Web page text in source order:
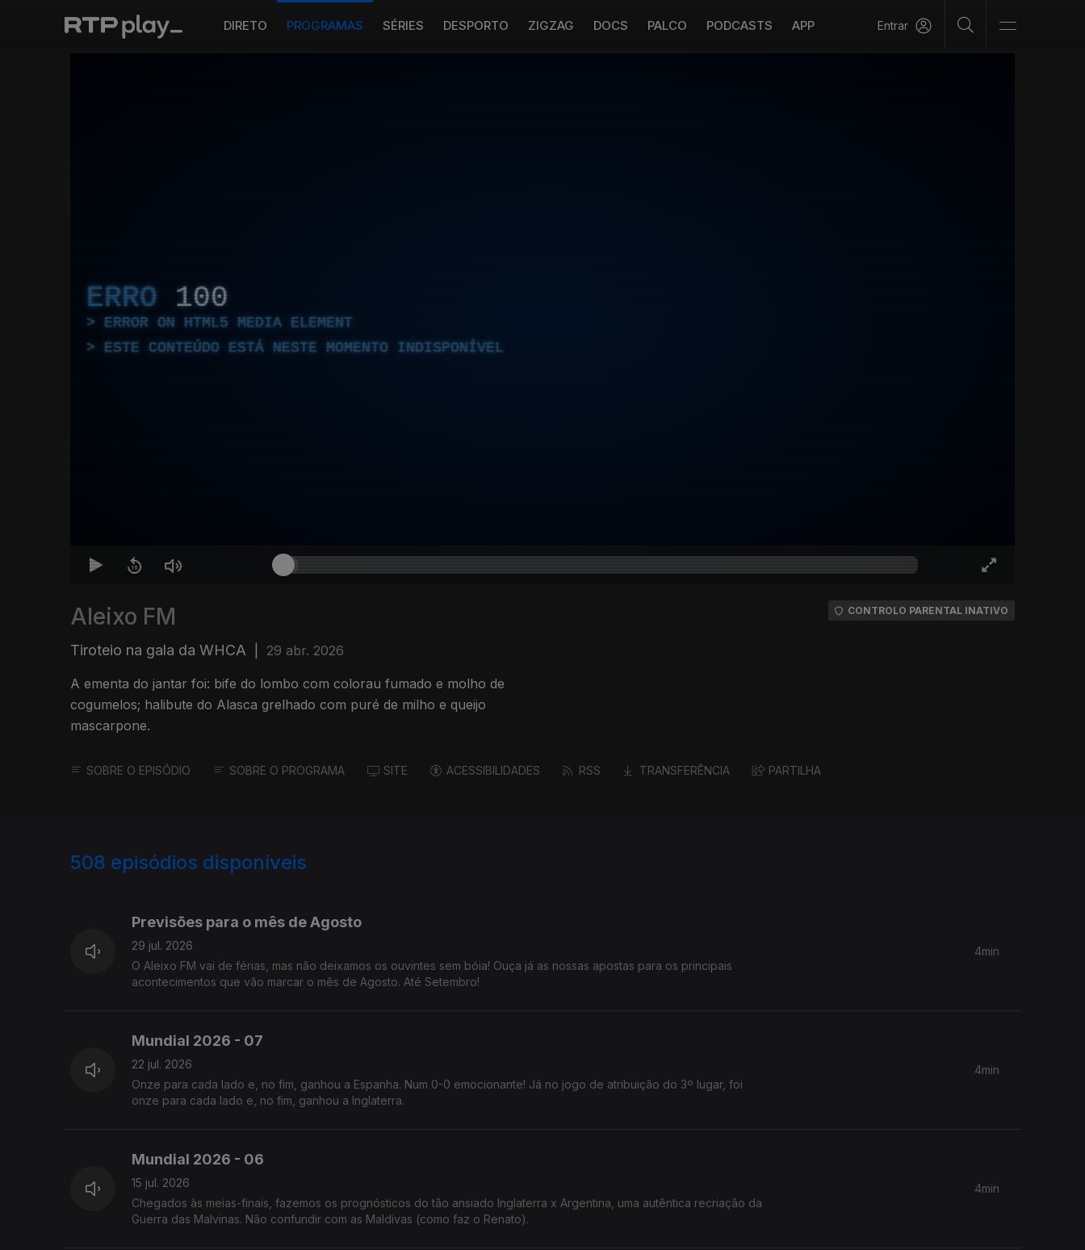
DIRETO PROGRAMAS SÉRIES DESPORTO ZIGZAG DOCS PALCO PODCASTS APP Entrar
ERRO 100
ERROR ON HTML5 MEDIA ELEMENT
ESTE CONTEÚDO ESTÁ NESTE MOMENTO INDISPONÍVEL
Aleixo FM
Tiroteio na gala da WHCA 29 abr. 2026
A ementa do jantar foi: bife do lombo com colorau fumado e molho de
cogumelos; halibute do Alasca grelhado com puré de milho e queijo
mascarpone.
CONTROLO PARENTAL INATIVO
SOBRE O EPISÓDIO SOBRE O PROGRAMA SITE ACESSIBILIDADES RSS TRANSFERÊNCIA PARTILHA
508 episódios disponíveis
Previsões para o mês de Agosto
29 jul. 2026
O Aleixo FM vai de férias, mas não deixamos os ouvintes sem bóia! Ouça já as nossas apostas para os principais
acontecimentos que vão marcar o mês de Agosto. Até Setembro!
4min
Mundial 2026 - 07
22 jul. 2026
Onze para cada lado e, no fim, ganhou a Espanha. Num 0-0 emocionante! Já no jogo de atribuição do 3º lugar, foi
onze para cada lado e, no fim, ganhou a Inglaterra.
4min
Mundial 2026 - 06
15 jul. 2026
Chegados às meias-finais, fazemos os prognósticos do tão ansiado Inglaterra x Argentina, uma autêntica recriação da
Guerra das Malvinas. Não confundir com as Maldivas (como faz o Renato).
4min